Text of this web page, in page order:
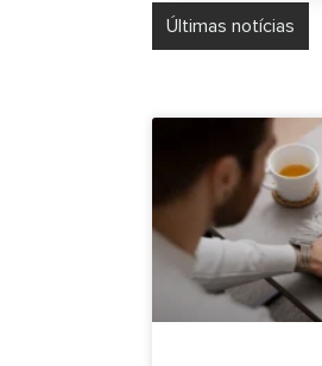
Últimas notícias